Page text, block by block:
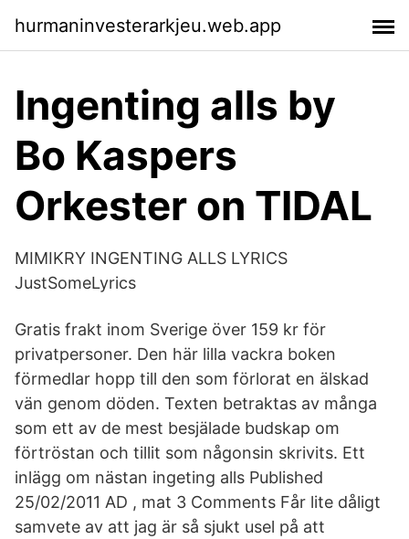
hurmaninvesterarkjeu.web.app
Ingenting alls by
Bo Kaspers
Orkester on TIDAL
MIMIKRY INGENTING ALLS LYRICS
JustSomeLyrics
Gratis frakt inom Sverige över 159 kr för
privatpersoner. Den här lilla vackra boken
förmedlar hopp till den som förlorat en älskad
vän genom döden. Texten betraktas av många
som ett av de mest besjälade budskap om
förtröstan och tillit som någonsin skrivits. Ett
inlägg om nästan ingeting alls Published
25/02/2011 AD , mat 3 Comments Får lite dåligt
samvete av att jag är så sjukt usel på att